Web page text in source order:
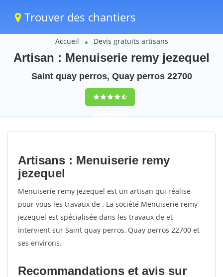
Trouver des chantiers
Accueil Devis gratuits artisans
Artisan : Menuiserie remy jezequel
Saint quay perros, Quay perros 22700
9,5(100%)55
votes
Artisans : Menuiserie remy
jezequel
Menuiserie remy jezequel est un artisan qui réalise
pour vous les travaux de . La société Menuiserie remy
jezequel est spécialisée dans les travaux de et
intervient sur Saint quay perros, Quay perros 22700 et
ses environs.
Recommandations et avis sur